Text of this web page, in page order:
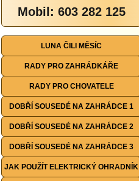
Mobil: 603 282 125
LUNA ČILI MĚSÍC
RADY PRO ZAHRÁDKÁŘE
RADY PRO CHOVATELE
DOBŘÍ SOUSEDÉ NA ZAHRÁDCE 1
DOBŘÍ SOUSEDÉ NA ZAHRÁDCE 2
DOBŘÍ SOUSEDÉ NA ZAHRÁDCE 3
JAK POUŽÍT ELEKTRICKÝ OHRADNÍK